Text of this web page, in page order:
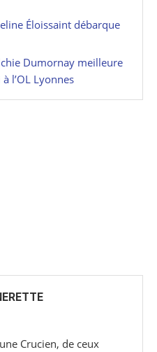
Éloissaint débarque
Dumornay meilleure
l’OL Lyonnes
Crucien, de ceux